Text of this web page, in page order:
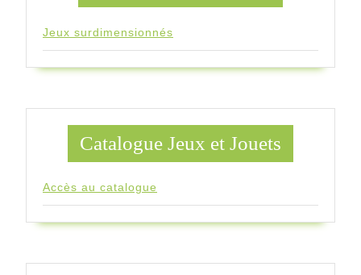
Jeux surdimensionnés
Catalogue Jeux et Jouets
Accès au catalogue